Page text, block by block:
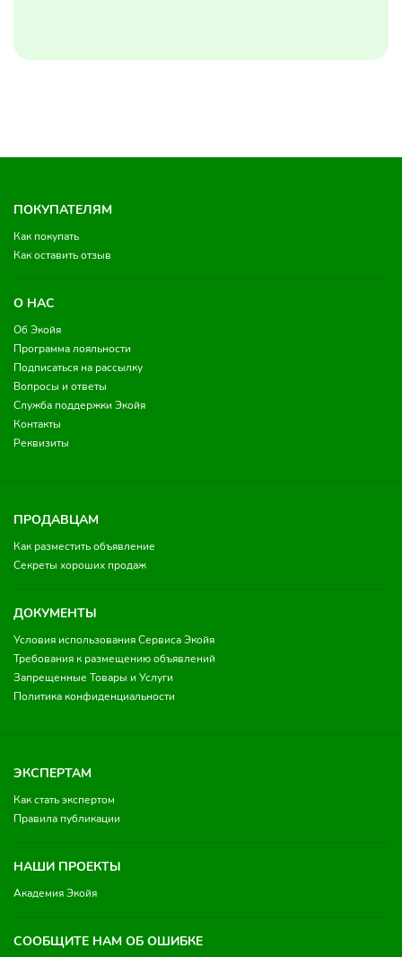
ПОКУПАТЕЛЯМ
Как покупать
Как оставить отзыв
О НАС
Об Экойя
Программа лояльности
Подписаться на рассылку
Вопросы и ответы
Служба поддержки Экойя
Контакты
Реквизиты
ПРОДАВЦАМ
Как разместить объявление
Секреты хороших продаж
ДОКУМЕНТЫ
Условия использования Сервиса Экойя
Требования к размещению объявлений
Запрещенные Товары и Услуги
Политика конфиденциальности
ЭКСПЕРТАМ
Как стать экспертом
Правила публикации
НАШИ ПРОЕКТЫ
Академия Экойя
СООБЩИТЕ НАМ ОБ ОШИБКЕ